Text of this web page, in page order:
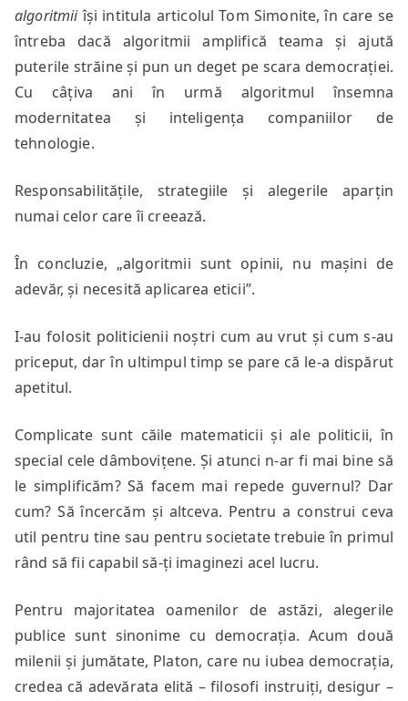
algoritmiiîși intitula articolul Tom Simonite, în care se
întreba dacă algoritmii amplifică teama și ajută
puterile străine și pun un deget pe scara democrației.
Cu câțiva ani în urmă algoritmul însemna
modernitatea și inteligența companiilor de
tehnologie.
Responsabilitățile, strategiile și alegerile aparțin
numai celor care îi creează.
În concluzie, „algoritmii sunt opinii, nu mașini de
adevăr, și necesită aplicarea eticii”.
I-au folosit politicienii noștri cum au vrut și cum s-au
priceput, dar în ultimpul timp se pare că le-a dispărut
apetitul.
Complicate sunt căile matematicii și ale politicii, în
special cele dâmbovițene. Și atunci n-ar fi mai bine să
le simplificăm? Să facem mai repede guvernul? Dar
cum? Să încercăm și altceva. Pentru a construi ceva
util pentru tine sau pentru societate trebuie în primul
rând să fii capabil să-ți imaginezi acel lucru.
Pentru majoritatea oamenilor de astăzi, alegerile
publice sunt sinonime cu democrația. Acum două
milenii și jumătate, Platon, care nu iubea democrația,
credea că adevărata elită – filosofi instruiți, desigur –